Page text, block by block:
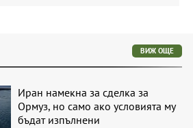
ВИЖ ОЩЕ
Иран намекна за сделка за
Ормуз, но само ако условията му
бъдат изпълнени